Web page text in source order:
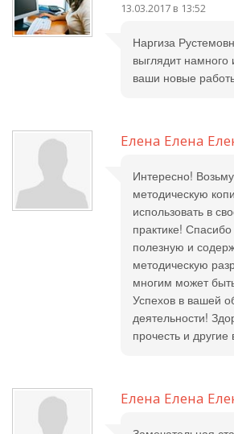
13.03.2017 в 13:52
Наргиза
выглядит
ваши новые
Елена Елена
Интересно!
методическую
использовать в
практике!
полезную и
методическую
многим может
Успехов в вашей
деятельности!
прочесть и другие
Елена Елена